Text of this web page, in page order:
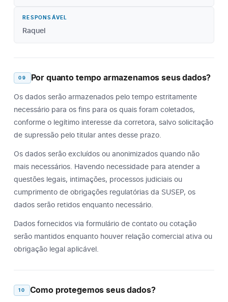
RESPONSÁVEL
Raquel
09 Por quanto tempo armazenamos seus dados?
Os dados serão armazenados pelo tempo estritamente
necessário para os fins para os quais foram coletados,
conforme o legítimo interesse da corretora, salvo solicitação
de supressão pelo titular antes desse prazo.
Os dados serão excluídos ou anonimizados quando não
mais necessários. Havendo necessidade para atender a
questões legais, intimações, processos judiciais ou
cumprimento de obrigações regulatórias da SUSEP, os
dados serão retidos enquanto necessário.
Dados fornecidos via formulário de contato ou cotação
serão mantidos enquanto houver relação comercial ativa ou
obrigação legal aplicável.
10 Como protegemos seus dados?